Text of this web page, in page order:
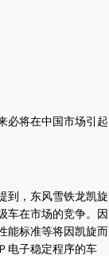
将在中国市场引起
到，东风雪铁龙凯旋
车在市场的竞争。因
能标准等将因凯旋而
电子稳定程序的车